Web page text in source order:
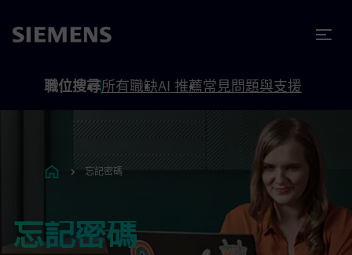
職位搜尋所有職缺AI 推薦常見問題與支援
忘記密碼
忘記密碼